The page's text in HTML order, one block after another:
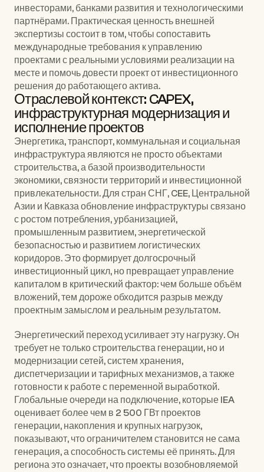
инвесторами, банками развития и технологическими
партнёрами. Практическая ценность внешней
экспертизы состоит в том, чтобы сопоставить
международные требования к управлению
проектами с реальными условиями реализации на
месте и помочь довести проект от инвестиционного
решения до работающего актива.
Отраслевой контекст: CAPEX,
инфраструктурная модернизация и
исполнение проектов
Энергетика, транспорт, коммунальная и социальная
инфраструктура являются не просто объектами
строительства, а базой производительности
экономики, связности территорий и инвестиционной
привлекательности. Для стран СНГ, CEE, Центральной
Азии и Кавказа обновление инфраструктуры связано
с ростом потребления, урбанизацией,
промышленным развитием, энергетической
безопасностью и развитием логистических
коридоров. Это формирует долгосрочный
инвестиционный цикл, но превращает управление
капиталом в критический фактор: чем больше объём
вложений, тем дороже обходится разрыв между
проектным замыслом и реальным результатом.
Энергетический переход усиливает эту нагрузку. Он
требует не только строительства генерации, но и
модернизации сетей, систем хранения,
диспетчеризации и тарифных механизмов, а также
готовности к работе с переменной выработкой.
Глобальные очереди на подключение, которые IEA
оценивает более чем в 2 500 ГВт проектов
генерации, накопления и крупных нагрузок,
показывают, что ограничителем становится не сама
генерация, а способность системы её принять. Для
региона это означает, что проекты возобновляемой